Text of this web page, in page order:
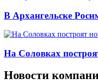
В Архангельске
На Соловках
Новости